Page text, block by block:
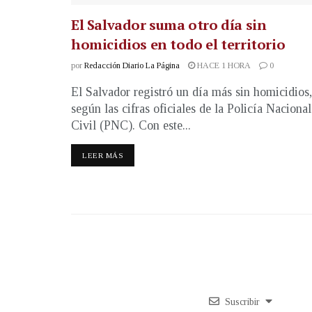
El Salvador suma otro día sin
homicidios en todo el territorio
por Redacción Diario La Página HACE 1 HORA 0
El Salvador registró un día más sin homicidios,
según las cifras oficiales de la Policía Nacional
Civil (PNC). Con este...
LEER MÁS
Suscribir